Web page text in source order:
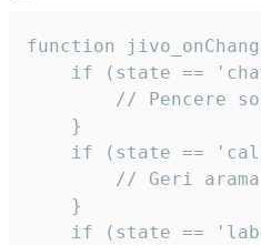
function
if (state ==
// Pencere
    }
if (state ==
// Geri
    }
if (state ==